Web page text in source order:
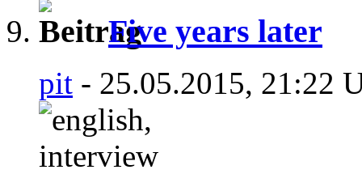
Five years later
pit - 25.05.2015, 21:22